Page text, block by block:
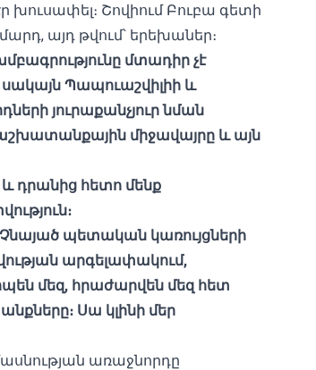
խուսափել։ Շովիում Բուբա գետի
այդ թվում՝ երեխաներ։
մտադիր չէ
Պապուաշվիլիի և
յուրաքանչյուր նման
միջավայրը և այն
դրանից հետո մենք
պետական ​​կառույցների
արգելափակում,
մեզ, հրաժարվեն մեզ հետ
Սա կլինի մեր
առաջնորդը